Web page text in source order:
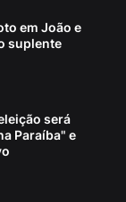
em João e
suplente
será
Paraíba" e